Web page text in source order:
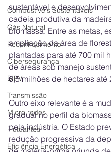
Combustíveis Sustentáveis
Gás Natural
Reconhecimento
Cibersegurança
BIPV
Transmissão
Micro redes
Flutuantes
Eficiência Energética
sustentável e
cadeia produtiva da
biomassa. Entre as metas,
ampliação da área de
plantadas para até 700 mil
de áreas sob manejo
6,5 milhões de hectares até
Outro eixo relevante é a
gradual no perfil da
pela indústria. O Estado
redução progressiva da